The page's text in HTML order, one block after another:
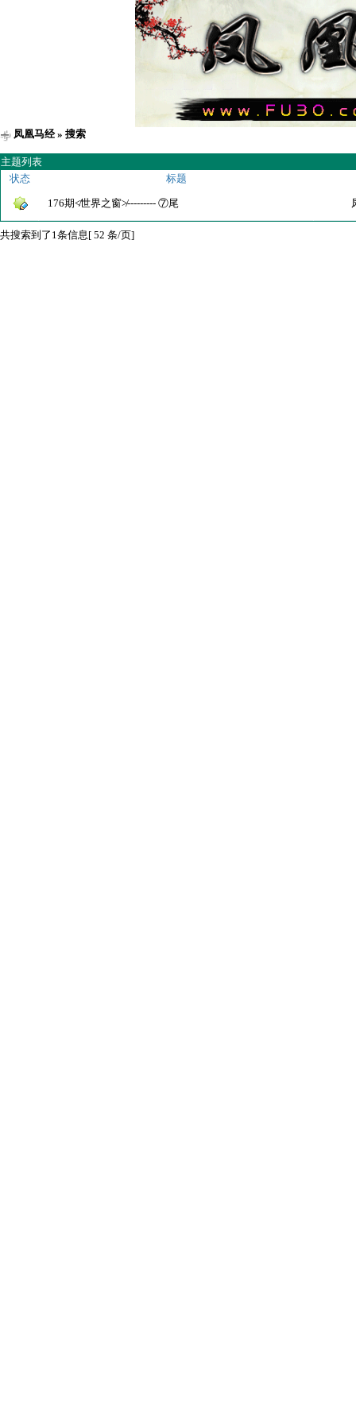
凤凰马经» 搜索
主题列表
状态
标题
176期≮世界之窗≯--------- ⑦尾
共搜索到了1条信息[ 52 条/页]